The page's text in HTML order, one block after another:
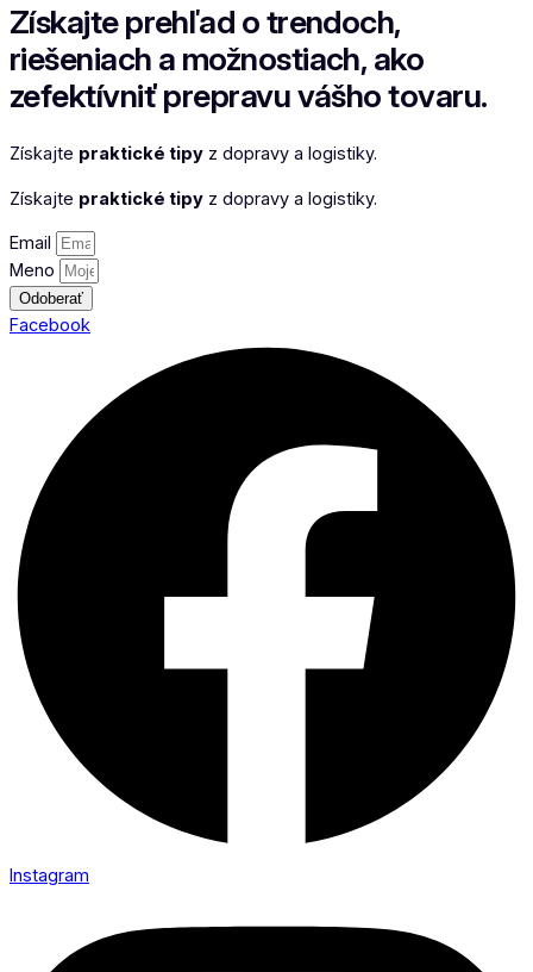
Získajteprehľad o trendoch,
riešeniach a možnostiach, ako
zefektívniť prepravu vášho tovaru.
Získajte praktické tipy z dopravy a logistiky.
Získajte praktické tipy z dopravy a logistiky.
Email
Meno
Odoberať
Facebook
Instagram